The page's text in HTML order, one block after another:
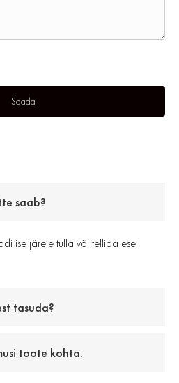
saab?
ise järele tulla või tellida ese
tasuda?
toote kohta.